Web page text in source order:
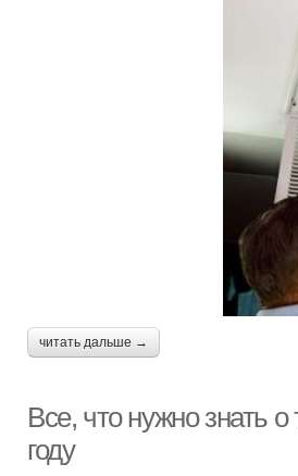
читать дальше →
Все, что нужно знать
году